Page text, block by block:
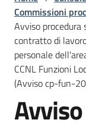
Sottosezioni
Accesso
Commissioni
Avviso procedura
contratto di
personale
CCNL Funzioni
(Avviso cp-fun-